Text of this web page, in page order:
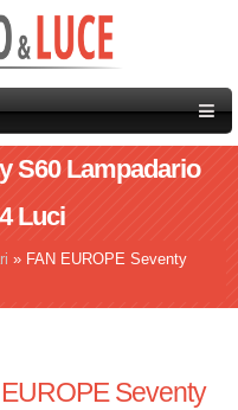
S60 Lampadario
Luci
» FAN EUROPE Seventy
Seventy